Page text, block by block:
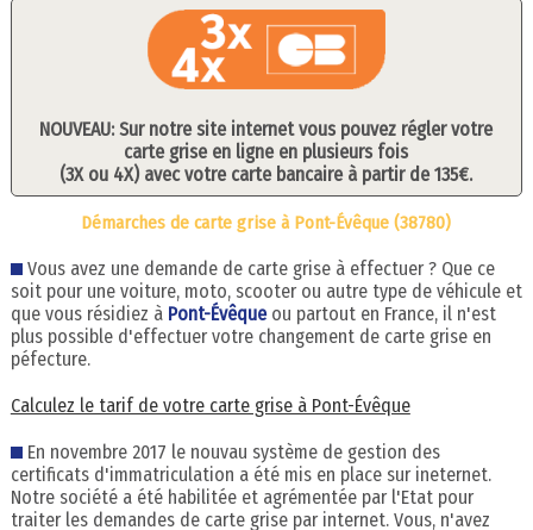
NOUVEAU: Sur notre site internet vous pouvez régler votre
carte grise en ligne en plusieurs fois
(3X ou 4X) avec votre carte bancaire à partir de 135€.
Démarches de carte grise à Pont-Évêque (38780)
Vous avez une demande de carte grise à effectuer ? Que ce
soit pour une voiture, moto, scooter ou autre type de véhicule et
que vous résidiez à Pont-Évêque ou partout en France, il n'est
plus possible d'effectuer votre changement de carte grise en
péfecture.
Calculez le tarif de votre carte grise à Pont-Évêque
En novembre 2017 le nouvau système de gestion des
certificats d'immatriculation a été mis en place sur ineternet.
Notre société a été habilitée et agrémentée par l'Etat pour
traiter les demandes de carte grise par internet. Vous, n'avez